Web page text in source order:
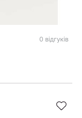
0 відгуків